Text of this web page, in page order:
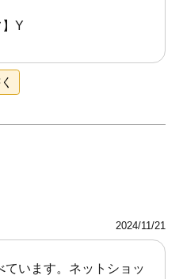
】Y
2024/11/21
います。ネットショッ